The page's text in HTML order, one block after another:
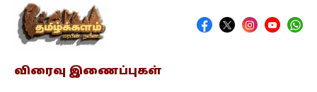
விரைவு இணைப்புகள்